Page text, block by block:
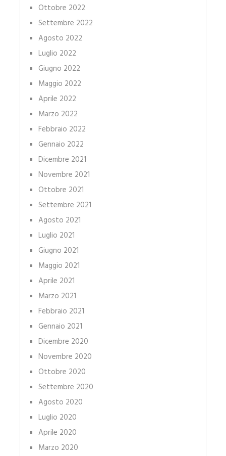
Ottobre 2022
Settembre 2022
Agosto 2022
Luglio 2022
Giugno 2022
Maggio 2022
Aprile 2022
Marzo 2022
Febbraio 2022
Gennaio 2022
Dicembre 2021
Novembre 2021
Ottobre 2021
Settembre 2021
Agosto 2021
Luglio 2021
Giugno 2021
Maggio 2021
Aprile 2021
Marzo 2021
Febbraio 2021
Gennaio 2021
Dicembre 2020
Novembre 2020
Ottobre 2020
Settembre 2020
Agosto 2020
Luglio 2020
Aprile 2020
Marzo 2020